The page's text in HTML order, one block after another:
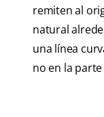
remiten al
natural
una línea
no en la